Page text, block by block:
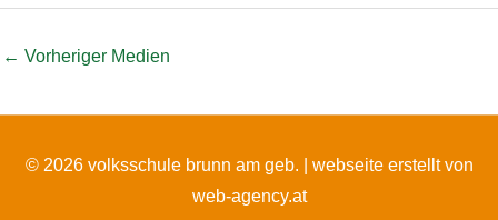
← Vorheriger Medien
© 2026 volksschule brunn am geb. | webseite erstellt von
web-agency.at